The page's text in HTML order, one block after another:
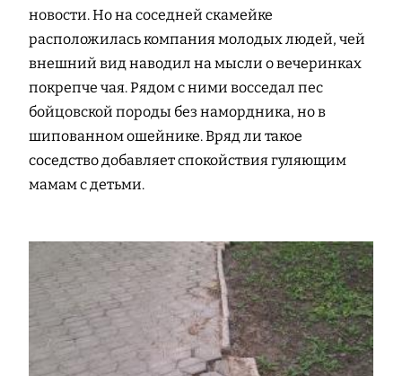
новости. Но на соседней скамейке
расположилась компания молодых людей, чей
внешний вид наводил на мысли о вечеринках
покрепче чая. Рядом с ними восседал пес
бойцовской породы без намордника, но в
шипованном ошейнике. Вряд ли такое
соседство добавляет спокойствия гуляющим
мамам с детьми.